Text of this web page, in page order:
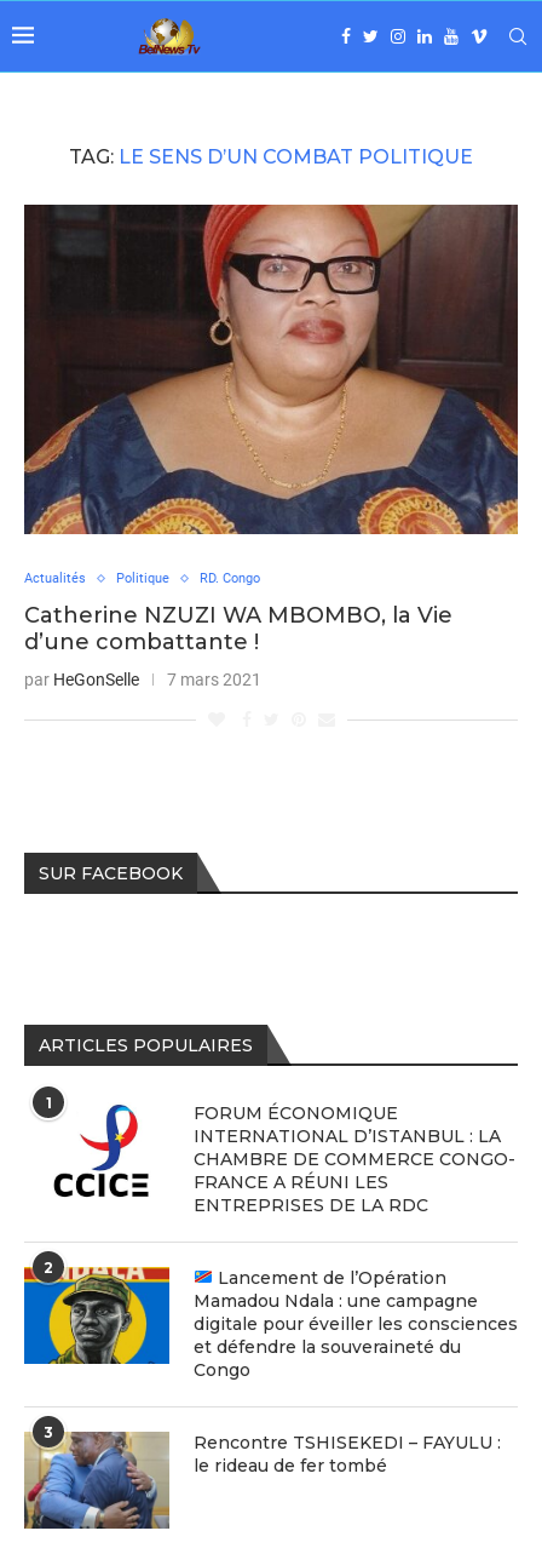
TAG: LE SENS D’UN COMBAT POLITIQUE
Actualités Politique RD. Congo
Catherine NZUZI WA MBOMBO, la Vie
d’une combattante !
par HeGonSelle 7 mars 2021
SUR FACEBOOK
ARTICLES POPULAIRES
1
FORUM ÉCONOMIQUE
INTERNATIONAL D’ISTANBUL : LA
CHAMBRE DE COMMERCE CONGO-
FRANCE A RÉUNI LES
ENTREPRISES DE LA RDC
2
Lancement de l’Opération
Mamadou Ndala : une campagne
digitale pour éveiller les consciences
et défendre la souveraineté du
Congo
3
Rencontre TSHISEKEDI – FAYULU :
le rideau de fer tombé